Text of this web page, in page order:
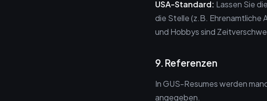
USA-Standard: Lassen Sie
die Stelle (z.B. Ehrenamtliche
und Hobbys sind
9. Referenzen
In GUS-Resumes werden
angegeben.